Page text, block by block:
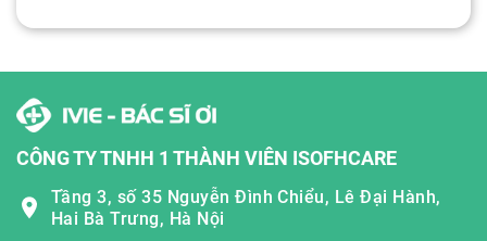
CÔNG TY TNHH 1 THÀNH VIÊN ISOFHCARE
Tầng 3, số 35 Nguyễn Đình Chiểu, Lê Đại Hành,
Hai Bà Trưng, Hà Nội